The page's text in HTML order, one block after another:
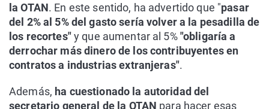
la OTAN. En este sentido, ha advertido que "pasar
del 2% al 5% del gasto sería volver a la pesadilla de
los recortes"y que aumentar al 5%"obligaría a
derrochar más dinero de los contribuyentes en
contratos a industrias extranjeras".
Además, ha cuestionado la autoridad del
secretario general de la OTAN para hacer esas